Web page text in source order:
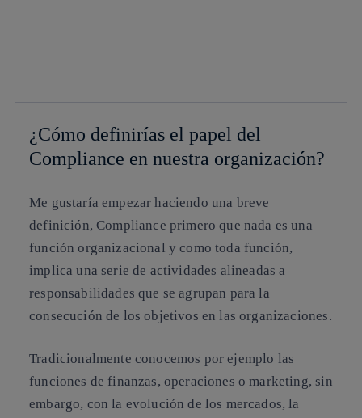
¿Cómo definirías el papel del
Compliance en nuestra organización?
Me gustaría empezar haciendo una breve
definición, Compliance primero que nada es una
función organizacional y como toda función,
implica una serie de actividades alineadas a
responsabilidades que se agrupan para la
consecución de los objetivos en las organizaciones.
Tradicionalmente conocemos por ejemplo las
funciones de finanzas, operaciones o marketing, sin
embargo, con la evolución de los mercados, la